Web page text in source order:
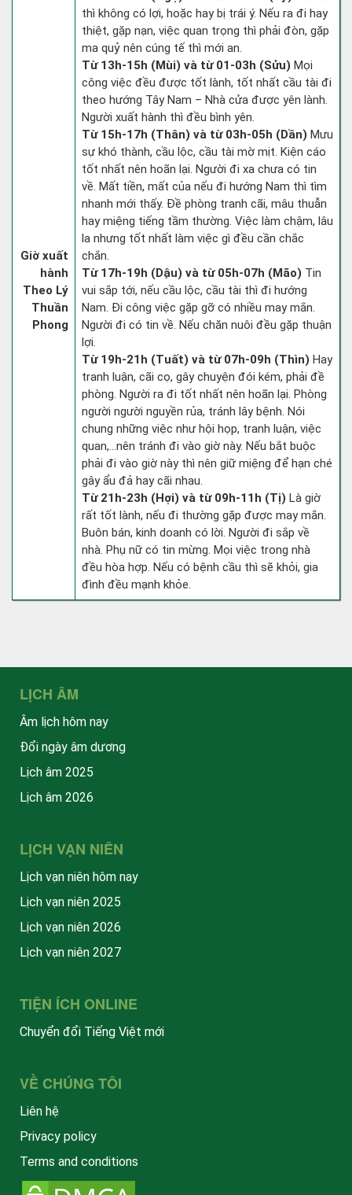
Giờ xuất
hành
Theo Lý
Thuần
Phong
thì không có lợi, hoặc hay bị trái ý. Nếu ra đi hay
thiệt, gặp nạn, việc quan trọng thì phải đòn, gặp
ma quỷ nên cúng tế thì mới an.
Từ 13h-15h (Mùi) và từ 01-03h (Sửu) Mọi
công việc đều được tốt lành, tốt nhất cầu tài đi
theo hướng Tây Nam – Nhà cửa được yên lành.
Người xuất hành thì đều bình yên.
Từ 15h-17h (Thân) và từ 03h-05h (Dần) Mưu
sự khó thành, cầu lộc, cầu tài mờ mịt. Kiện cáo
tốt nhất nên hoãn lại. Người đi xa chưa có tin
về. Mất tiền, mất của nếu đi hướng Nam thì tìm
nhanh mới thấy. Đề phòng tranh cãi, mâu thuẫn
hay miệng tiếng tầm thường. Việc làm chậm, lâu
la nhưng tốt nhất làm việc gì đều cần chắc
chắn.
Từ 17h-19h (Dậu) và từ 05h-07h (Mão) Tin
vui sắp tới, nếu cầu lộc, cầu tài thì đi hướng
Nam. Đi công việc gặp gỡ có nhiều may mắn.
Người đi có tin về. Nếu chăn nuôi đều gặp thuận
lợi.
Từ 19h-21h (Tuất) và từ 07h-09h (Thìn) Hay
tranh luận, cãi cọ, gây chuyện đói kém, phải đề
phòng. Người ra đi tốt nhất nên hoãn lại. Phòng
người người nguyền rủa, tránh lây bệnh. Nói
chung những việc như hội họp, tranh luận, việc
quan,…nên tránh đi vào giờ này. Nếu bắt buộc
phải đi vào giờ này thì nên giữ miệng để hạn ché
gây ẩu đả hay cãi nhau.
Từ 21h-23h (Hợi) và từ 09h-11h (Tị) Là giờ
rất tốt lành, nếu đi thường gặp được may mắn.
Buôn bán, kinh doanh có lời. Người đi sắp về
nhà. Phụ nữ có tin mừng. Mọi việc trong nhà
đều hòa hợp. Nếu có bệnh cầu thì sẽ khỏi, gia
đình đều mạnh khỏe.
LỊCH ÂM
Âm lịch hôm nay
Đổi ngày âm dương
Lịch âm 2025
Lịch âm 2026
LỊCH VẠN NIÊN
Lịch vạn niên hôm nay
Lịch vạn niên 2025
Lịch vạn niên 2026
Lịch vạn niên 2027
TIỆN ÍCH ONLINE
Chuyển đổi Tiếng Việt mới
VỀ CHÚNG TÔI
Liên hệ
Privacy policy
Terms and conditions